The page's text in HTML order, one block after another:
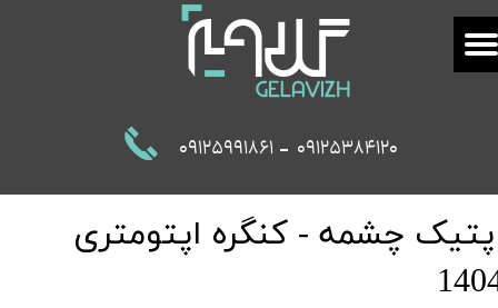
09125991861 09125384120
-
چشمه - کنگره اپتومتری